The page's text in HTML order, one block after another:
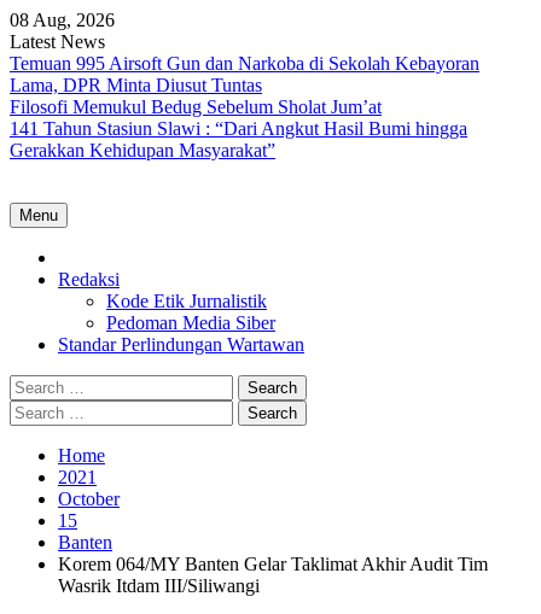
Skip
to
content
08 Aug, 2026
Latest News
Temuan 995 Airsoft Gun dan Narkoba di Sekolah Kebayoran
Lama, DPR Minta Diusut Tuntas
Filosofi Memukul Bedug Sebelum Sholat Jum’at
141 Tahun Stasiun Slawi : “Dari Angkut Hasil Bumi hingga
Gerakkan Kehidupan Masyarakat”
Menu
Redaksi
Kode Etik Jurnalistik
Pedoman Media Siber
Standar Perlindungan Wartawan
Search
for:
Search
for:
Home
2021
October
15
Banten
Korem 064/MY Banten Gelar Taklimat Akhir Audit Tim
Wasrik Itdam III/Siliwangi